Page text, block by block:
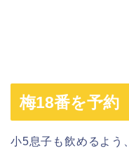
梅18番を予約
小5息子も飲めるよう